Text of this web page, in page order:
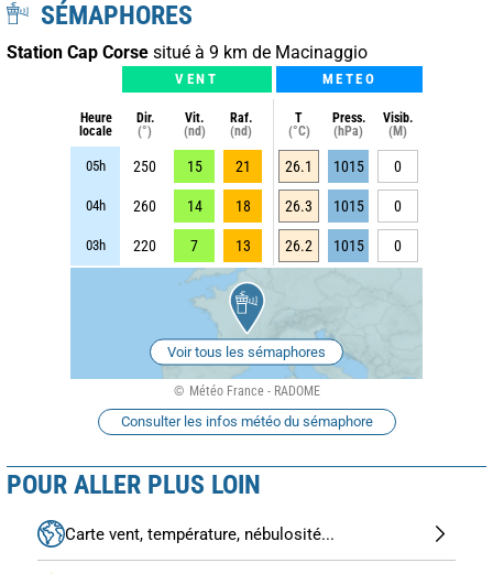
SÉMAPHORES
Station Cap Corse situé à 9 km de Macinaggio
VENT METEO
Heure
locale
Dir.
(°)
Vit.
(nd)
Raf.
(nd)
T
(°C)
Press.
(hPa)
Visib.
(M)
05h 250 15 21 26.1 1015 0
04h 260 14 18 26.3 1015 0
03h 220 7 13 26.2 1015 0
Voir tous les sémaphores
Météo France - RADOME
Consulter les infos météo du sémaphore
POUR ALLER PLUS LOIN
Carte vent, température, nébulosité...